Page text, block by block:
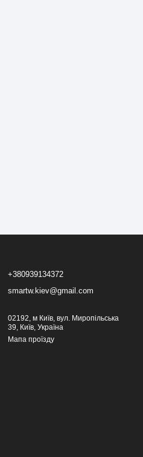
+380939134372
smartw.kiev@gmail.com
02192, м Київ, вул. Миропільська
39, Київ, Україна
Мапа проїзду